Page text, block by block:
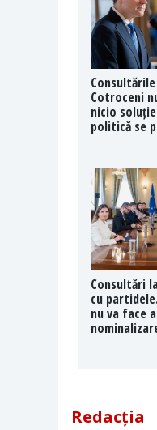
Cotroceni
nicio
politică se
Consultări
cu
nu va face
Redacția